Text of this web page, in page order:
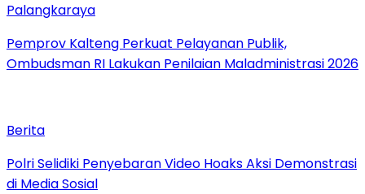
Palangkaraya
Pemprov Kalteng Perkuat Pelayanan Publik,
Ombudsman RI Lakukan Penilaian Maladministrasi 2026
Berita
Polri Selidiki Penyebaran Video Hoaks Aksi Demonstrasi
di Media Sosial